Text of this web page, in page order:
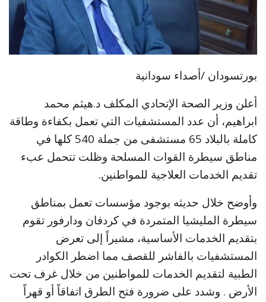
بورتسودان /أصداء سودانية
أعلن وزير الصحة الإتحادي المكلف د.هيثم محمد
ابراهيم، أن عدد المستشفيات التي تعمل بكفاءة وطاقة
كاملة بالبلاد 65 مستشفى من جملة 540 كلها في
مناطق سيطرة القوات المسلحة وظلت تتحمل عبء
تقديم الخدمات العلاجية للمواطنين.
وأوضح خلال حديثه بوجود مؤسسات تعمل بمناطق
سيطرة المليشيا المتمردة في كردفان ودارفور تقوم
بتقديم الخدمات الأساسية، مشيراً إلى تعرض
المستشفيات بالفاشر للقصف مما اضطر الكوادر
الطبية لتقديم الخدمات للمواطنين من خلال غرف تحت
الأرض . وشدد على ضرورة فتح الطرق اتفاقاً أو قهراً